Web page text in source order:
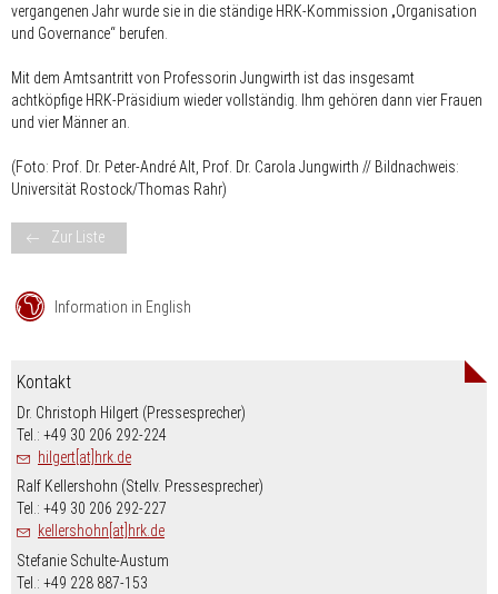
vergangenen Jahr wurde sie in die ständige HRK-Kommission „Organisation
und Governance“ berufen.
Mit dem Amtsantritt von Professorin Jungwirth ist das insgesamt
achtköpfige HRK-Präsidium wieder vollständig. Ihm gehören dann vier Frauen
und vier Männer an.
(Foto: Prof. Dr. Peter-André Alt, Prof. Dr. Carola Jungwirth // Bildnachweis:
Universität Rostock/Thomas Rahr)
Zur Liste
Information in English
Kontakt
Dr. Christoph Hilgert (Pressesprecher)
Tel.: +49 30 206 292-224
hilgert[at]hrk.de
Ralf Kellershohn (Stellv. Pressesprecher)
Tel.: +49 30 206 292-227
kellershohn[at]hrk.de
Stefanie Schulte-Austum
Tel.: +49 228 887-153